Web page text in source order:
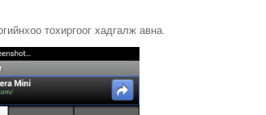
тохиргоог хадгалж авна.